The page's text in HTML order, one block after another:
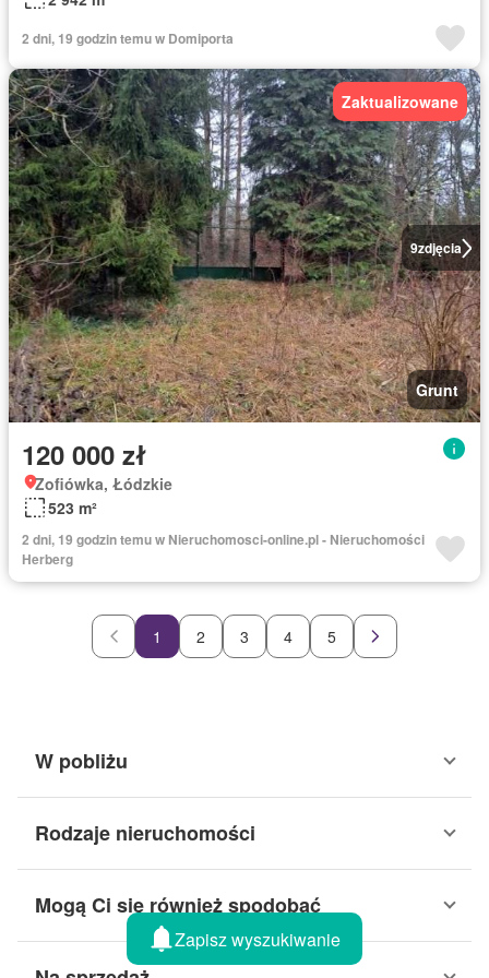
2 dni, 19 godzin temu w Domiporta
9zdjęcia
Zaktualizowane
Grunt
120 000 zł
Zofiówka, Łódzkie
523 m²
2 dni, 19 godzin temu w Nieruchomosci-online.pl - Nieruchomości
Herberg
1 2 3 4 5
W pobliżu
Rodzaje nieruchomości
Mogą Ci się również spodobać
Zapisz wyszukiwanie